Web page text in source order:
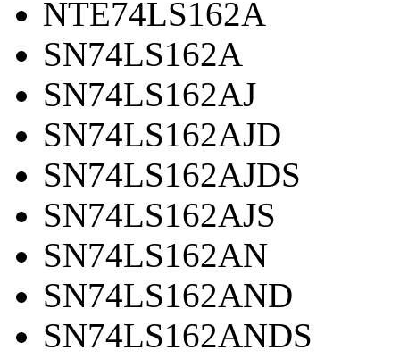
NTE74LS162A
SN74LS162A
SN74LS162AJ
SN74LS162AJD
SN74LS162AJDS
SN74LS162AJS
SN74LS162AN
SN74LS162AND
SN74LS162ANDS